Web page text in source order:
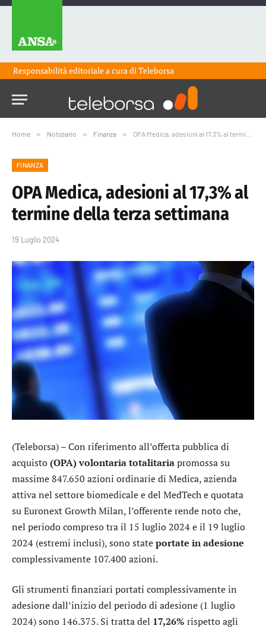
Responsabilità editoriale a cura diTeleborsa
Home » Notiziario » Finanza » OPA Medica, adesioni al 17,3% al termine della terza settimana
FINANZA
OPA Medica, adesioni al 17,3% al
termine della terza settimana
19 Luglio 2024
(Teleborsa) – Con riferimento all’offerta pubblica di
acquisto(OPA) volontaria totalitariapromossa su
massime 847.650 azioni ordinarie di Medica, azienda
attiva nel settore biomedicale e del MedTech e quotata
su Euronext Growth Milan, l’offerente rende noto che,
nel periodo compreso tra il 15 luglio 2024 e il 19 luglio
2024 (estremi inclusi), sono stateportate in adesione
complessivamente 107.400 azioni.
Gli strumenti finanziari portati complessivamente in
adesione dall’inizio del periodo di adesione (1 luglio
2024) sono 146.375. Si tratta del 17,26% rispetto agli